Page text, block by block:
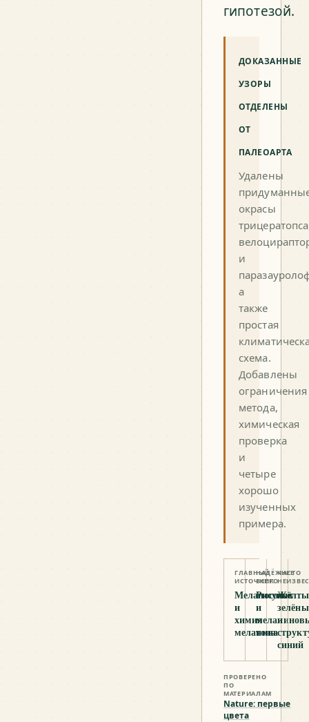
гипотезой.
ДОКАЗАННЫЕ
УЗОРЫ
ОТДЕЛЕНЫ
ОТ
ПАЛЕОАРТА
Удалены
окрасы
и
а
также
простая
схема.
Добавлены
ограничения
метода,
химическая
проверка
и
четыре
хорошо
изученных
примера.
ГЛАВНЫЙ
ИСТОЧНИК
Меланосомы
и
химия
меланина
НАДЁЖНЕЕ
ВСЕГО
Рисунок
и
тона
ЧАСТО
и
синий
ПРОВЕРЕНО
ПО
МАТЕРИАЛАМ
Nature: первые
цвета